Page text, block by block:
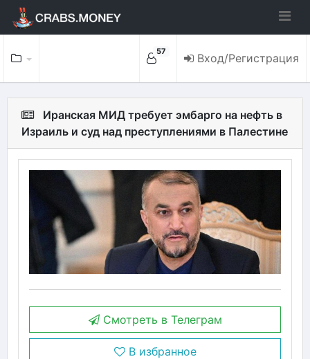
57 Вход/Регистрация
Иранская МИД требует эмбарго на нефть в
Израиль и суд над преступлениями в Палестине
Смотреть в Телеграм
В избранное